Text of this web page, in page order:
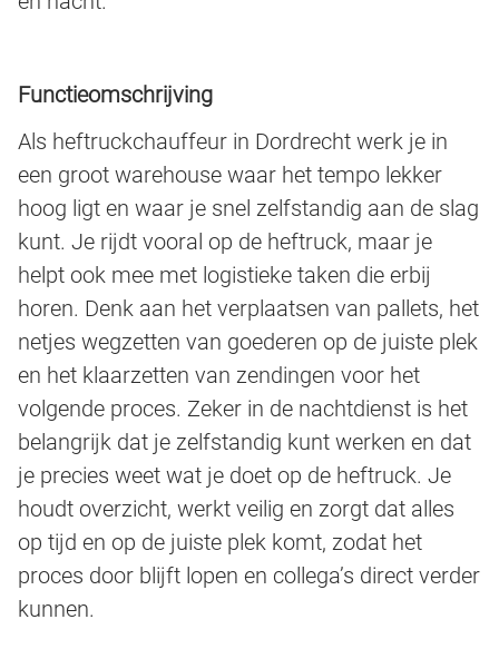
Functieomschrijving
Als heftruckchauffeur in Dordrecht werk je in
een groot warehouse waar het tempo lekker
hoog ligt en waar je snel zelfstandig aan de slag
kunt. Je rijdt vooral op de heftruck, maar je
helpt ook mee met logistieke taken die erbij
horen. Denk aan het verplaatsen van pallets, het
netjes wegzetten van goederen op de juiste plek
en het klaarzetten van zendingen voor het
volgende proces. Zeker in de nachtdienst is het
belangrijk dat je zelfstandig kunt werken en dat
je precies weet wat je doet op de heftruck. Je
houdt overzicht, werkt veilig en zorgt dat alles
op tijd en op de juiste plek komt, zodat het
proces door blijft lopen en collega’s direct verder
kunnen.